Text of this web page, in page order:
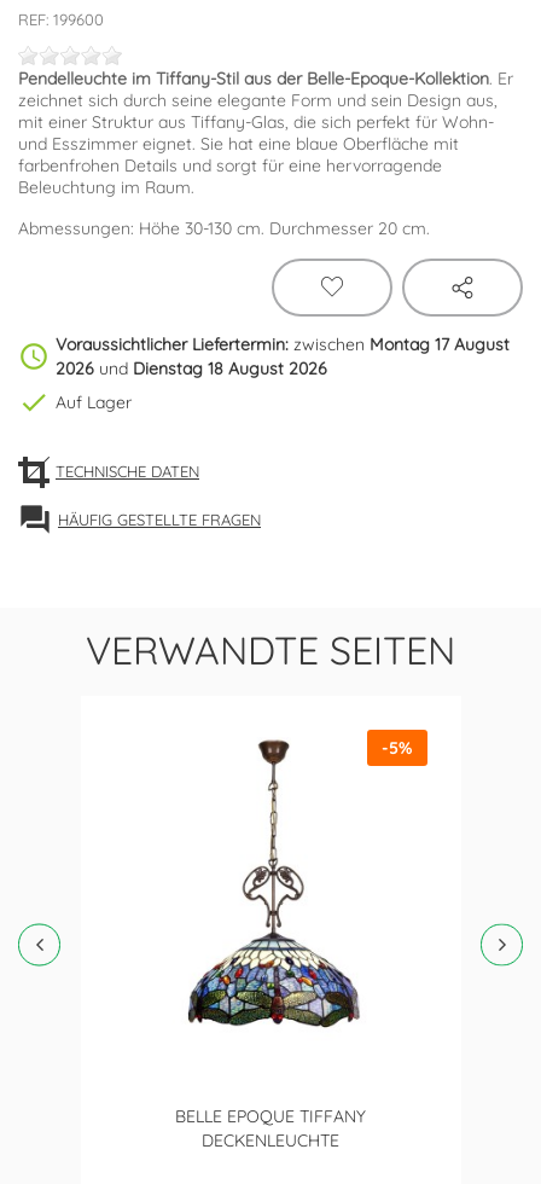
REF: 199600
Pendelleuchte im Tiffany-Stil aus der Belle-Epoque-Kollektion. Er
zeichnet sich durch seine elegante Form und sein Design aus,
mit einer Struktur aus Tiffany-Glas, die sich perfekt für Wohn-
und Esszimmer eignet. Sie hat eine blaue Oberfläche mit
farbenfrohen Details und sorgt für eine hervorragende
Beleuchtung im Raum.
Abmessungen: Höhe 30-130 cm. Durchmesser 20 cm.
schedule Voraussichtlicher Liefertermin: zwischen Montag 17 August
2026 und Dienstag 18 August 2026
check Auf Lager
TECHNISCHE DATEN
forum HÄUFIG GESTELLTE FRAGEN
VERWANDTE SEITEN
BELLE EPOQUE TIFFANY
DECKENLEUCHTE
-5%